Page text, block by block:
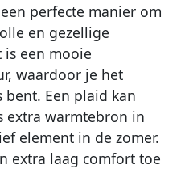
perfecte manier om
en gezellige
een mooie
waardoor je het
Een plaid kan
extra warmtebron in
element in de zomer.
extra laag comfort toe